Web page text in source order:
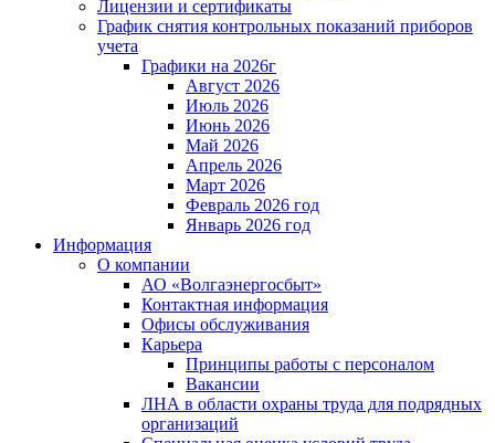
Лицензии и сертификаты
График снятия контрольных показаний приборов
учета
Графики на 2026г
Август 2026
Июль 2026
Июнь 2026
Май 2026
Апрель 2026
Март 2026
Февраль 2026 год
Январь 2026 год
Информация
О компании
АО «Волгаэнергосбыт»
Контактная информация
Офисы обслуживания
Карьера
Принципы работы с персоналом
Вакансии
ЛНА в области охраны труда для подрядных
организаций